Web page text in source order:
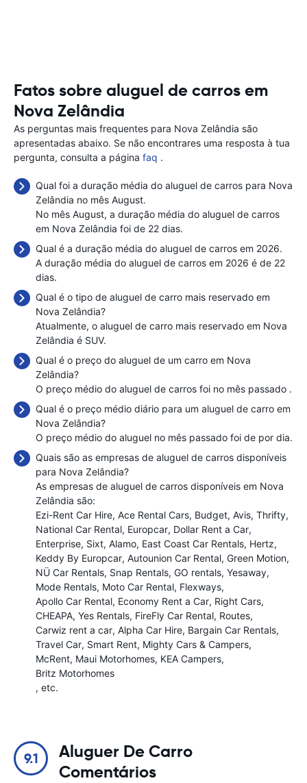
Fatos sobre aluguel de carros em
Nova Zelândia
As perguntas mais frequentes para Nova Zelândia são
apresentadas abaixo. Se não encontrares uma resposta à tua
pergunta, consulta a página faq .
Qual foi a duração média do aluguel de carros para Nova
Zelândia no mês August.
No mês August, a duração média do aluguel de carros
em Nova Zelândia foi de 22 dias.
Qual é a duração média do aluguel de carros em 2026.
A duração média do aluguel de carros em 2026 é de 22
dias.
Qual é o tipo de aluguel de carro mais reservado em
Nova Zelândia?
Atualmente, o aluguel de carro mais reservado em Nova
Zelândia é SUV.
Qual é o preço do aluguel de um carro em Nova
Zelândia?
O preço médio do aluguel de carros foi no mês passado .
Qual é o preço médio diário para um aluguel de carro em
Nova Zelândia?
O preço médio do aluguel no mês passado foi de por dia.
Quais são as empresas de aluguel de carros disponíveis
para Nova Zelândia?
As empresas de aluguel de carros disponíveis em Nova
Zelândia são:
Ezi-Rent Car Hire Ace Rental Cars Budget Avis Thrifty
National Car Rental Europcar Dollar Rent a Car
Enterprise Sixt Alamo East Coast Car Rentals Hertz
Keddy By Europcar Autounion Car Rental Green Motion
NÜ Car Rentals Snap Rentals GO rentals Yesaway
Mode Rentals Moto Car Rental Flexways
Apollo Car Rental Economy Rent a Car Right Cars
CHEAPA Yes Rentals FireFly Car Rental Routes
Carwiz rent a car Alpha Car Hire Bargain Car Rentals
Travel Car Smart Rent Mighty Cars & Campers
McRent Maui Motorhomes KEA Campers
Britz Motorhomes
, etc.
9.1
Aluguer De Carro
Comentários